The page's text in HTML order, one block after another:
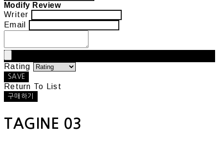
Modify Review
Writer
Email
Rating
SAVE
Return To List
구매하기
TAGINE 03